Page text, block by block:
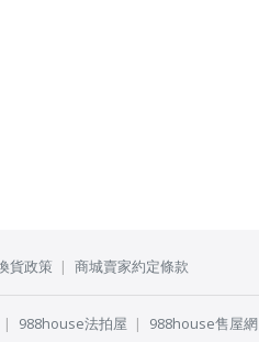
貨政策 商城賣家約定條款
988house法拍屋 988house售屋網